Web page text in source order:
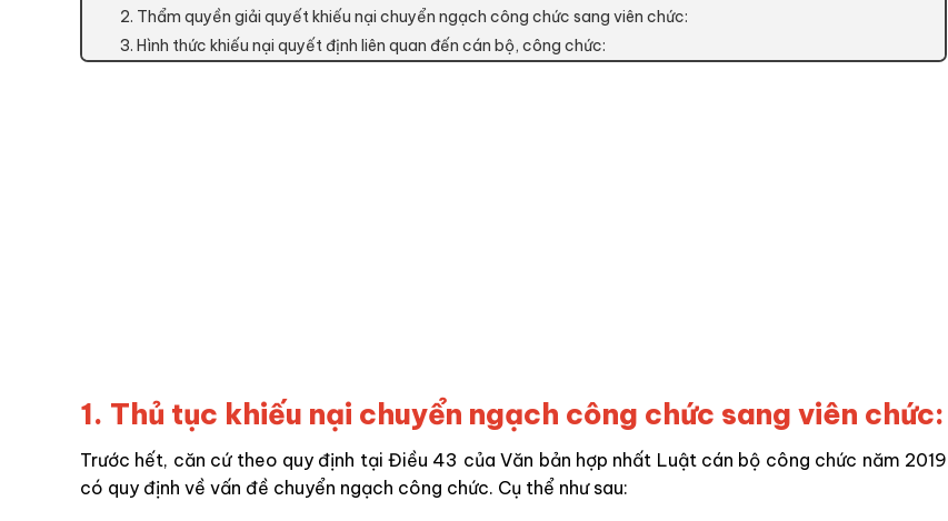
2. Thẩm quyền giải quyết khiếu nại chuyển ngạch công chức sang viên chức:
3. Hình thức khiếu nại quyết định liên quan đến cán bộ, công chức:
1. Thủ tục khiếu nại chuyển ngạch công chức sang viên chức:
Trước hết, căn cứ theo quy định tại Điều 43 của Văn bản hợp nhất Luật cán bộ công chức năm 2019
có quy định về vấn đề chuyển ngạch công chức. Cụ thể như sau: